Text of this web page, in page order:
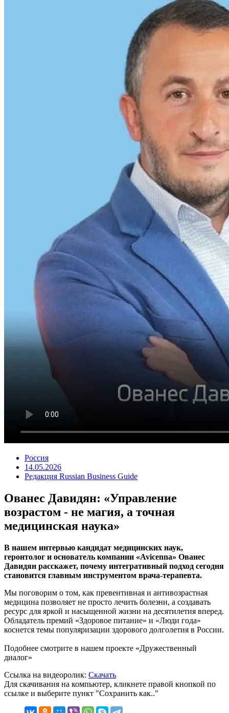
Россия
14.05.2026
Редакция Russian Business Guide
Ованес Давидян: «Управление
возрастом - не магия, а точная
медицинская наука»
В нашем интервью кандидат медицинских наук,
геронтолог и основатель компании «Avicenna» Ованес
Давидян расскажет, почему интегративный подход сегодня
становится главным инструментом врача-терапевта.
Мы поговорим о том, как превентивная и антивозрастная
медицина позволяет не просто лечить болезни, а создавать
ресурс для яркой и насыщенной жизни на десятилетия вперед.
Обладатель премий «Здоровое питание» и «Люди года»
коснется темы популяризации здорового долголетия в России.
Подобнее смотрите в нашем проекте «Дружественный
диалог»
Ссылка на видеоролик: Скачать
Для скачивания на компьютер, кликнете правой кнопкой по
ссылке и выберите пункт "Сохранить как.."